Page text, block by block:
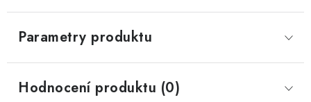
Parametry produktu
Hodnocení produktu (0)